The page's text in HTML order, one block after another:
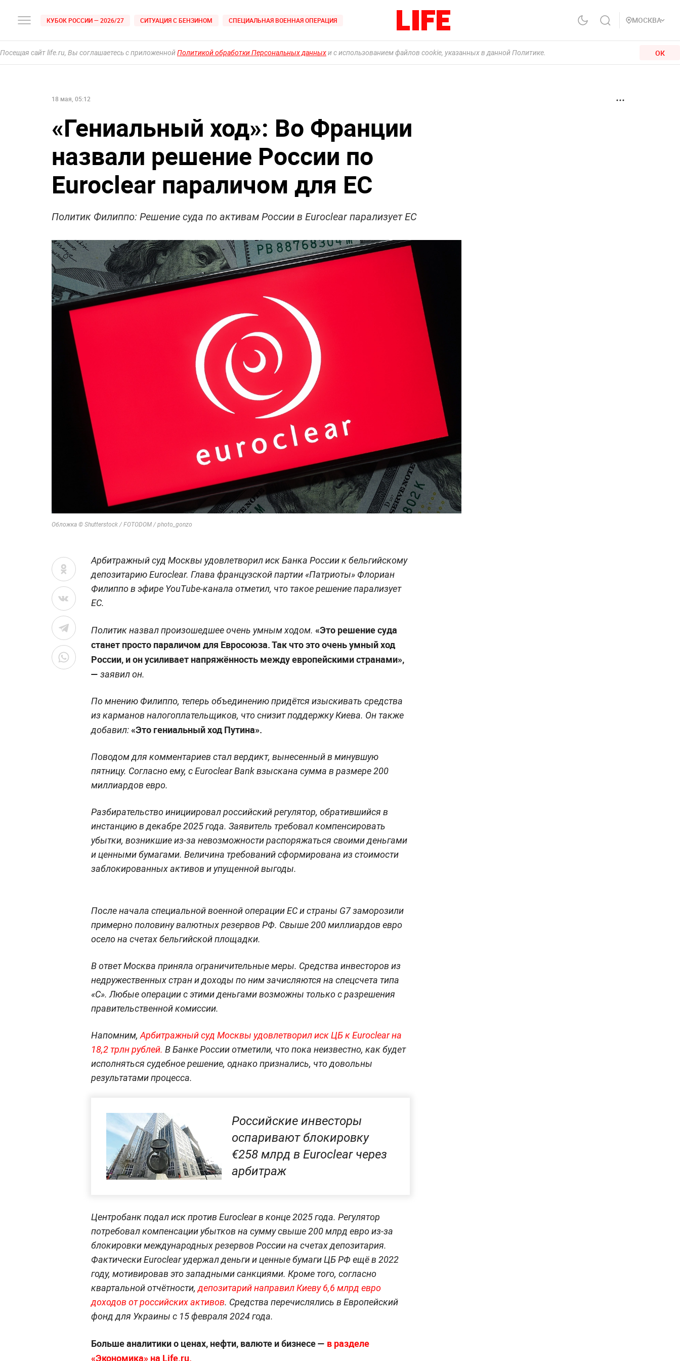
КУБОК РОССИИ — 2026/27 СИТУАЦИЯ С БЕНЗИНОМ СПЕЦИАЛЬНАЯ ВОЕННАЯ ОПЕРАЦИЯ МОСКВА
Посещая сайт life.ru, Вы соглашаетесь с приложеннойПолитикой обработки Персональных данныхи с использованием файлов cookie, указанных в данной Политике. ОК
18 мая, 05:12
«Гениальный ход»: Во Франции
назвали решение России по
Euroclear параличом для ЕС
Политик Филиппо: Решение суда по активам России в Euroclear парализует ЕС
Обложка © Shutterstock / FOTODOM / photo_gonzo
Арбитражный суд Москвы удовлетворил иск Банка России к бельгийскому
депозитарию Euroclear. Глава французской партии «Патриоты» Флориан
Филиппо в эфире YouTube-канала отметил, что такое решение парализует
ЕС.
Политик назвал произошедшее очень умным ходом. «Это решение суда
станет просто параличом для Евросоюза. Так что это очень умный ход
России, и он усиливает напряжённость между европейскими странами»,
— заявил он.
По мнению Филиппо, теперь объединению придётся изыскивать средства
из карманов налогоплательщиков, что снизит поддержку Киева. Он также
добавил:«Это гениальный ход Путина».
Поводом для комментариев стал вердикт, вынесенный в минувшую
пятницу. Согласно ему, с Euroclear Bank взыскана сумма в размере 200
миллиардов евро.
Разбирательство инициировал российский регулятор, обратившийся в
инстанцию в декабре 2025 года. Заявитель требовал компенсировать
убытки, возникшие из-за невозможности распоряжаться своими деньгами
и ценными бумагами. Величина требований сформирована из стоимости
заблокированных активов и упущенной выгоды.
После начала специальной военной операции ЕС и страны G7 заморозили
примерно половину валютных резервов РФ. Свыше 200 миллиардов евро
осело на счетах бельгийской площадки.
В ответ Москва приняла ограничительные меры. Средства инвесторов из
недружественных стран и доходы по ним зачисляются на спецсчета типа
«С». Любые операции с этими деньгами возможны только с разрешения
правительственной комиссии.
Напомним, Арбитражный суд Москвы удовлетворил иск ЦБ к Euroclear на
18,2 трлн рублей. В Банке России отметили, что пока неизвестно, как будет
исполняться судебное решение, однако признались, что довольны
результатами процесса.
Российские инвесторы
оспаривают блокировку
€258 млрд в Euroclear через
арбитраж
Центробанк подал иск против Euroclear в конце 2025 года. Регулятор
потребовал компенсации убытков на сумму свыше 200 млрд евро из-за
блокировки международных резервов России на счетах депозитария.
Фактически Euroclear удержал деньги и ценные бумаги ЦБ РФ ещё в 2022
году, мотивировав это западными санкциями. Кроме того, согласно
квартальной отчётности,депозитарий направил Киеву 6,6 млрд евро
доходов от российских активов. Средства перечислялись в Европейский
фонд для Украины с 15 февраля 2024 года.
Больше аналитики о ценах, нефти, валюте и бизнесе — в разделе
«Экономика» на Life.ru.